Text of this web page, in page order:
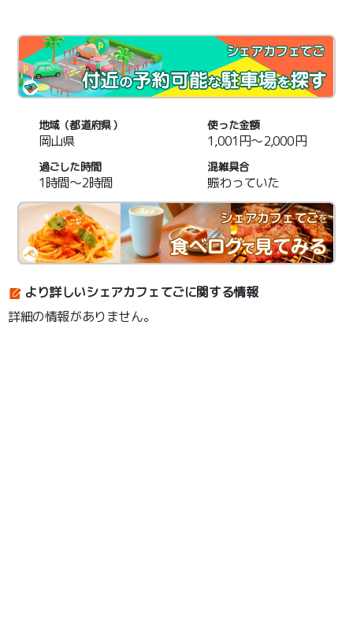
シェアカフェてご
地域（都道府県）
岡山県
使った金額
1,001円～2,000円
過ごした時間
1時間～2時間
混雑具合
賑わっていた
シェアカフェてごを
より詳しいシェアカフェてごに関する情報
詳細の情報がありません。